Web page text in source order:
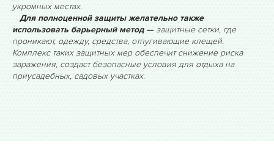
укромных местах.
Для полноценной защиты желательно также
использовать барьерный метод —защитные сетки, где
проникают, одежду, средства, отпугивающие клещей.
Комплекс таких защитных мер обеспечит снижение риска
заражения, создаст безопасные условия для отдыха на
приусадебных, садовых участках.